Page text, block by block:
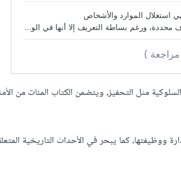
مثل التحفيز، ويتضمن الكتاب المئات من
ووظيفتها، كما يبحر في الأحداث التاريخية